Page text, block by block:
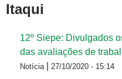
Itaqui
12º Siepe: Divulgados
das avaliações de
Notícia 27/10/2020 - 15:14